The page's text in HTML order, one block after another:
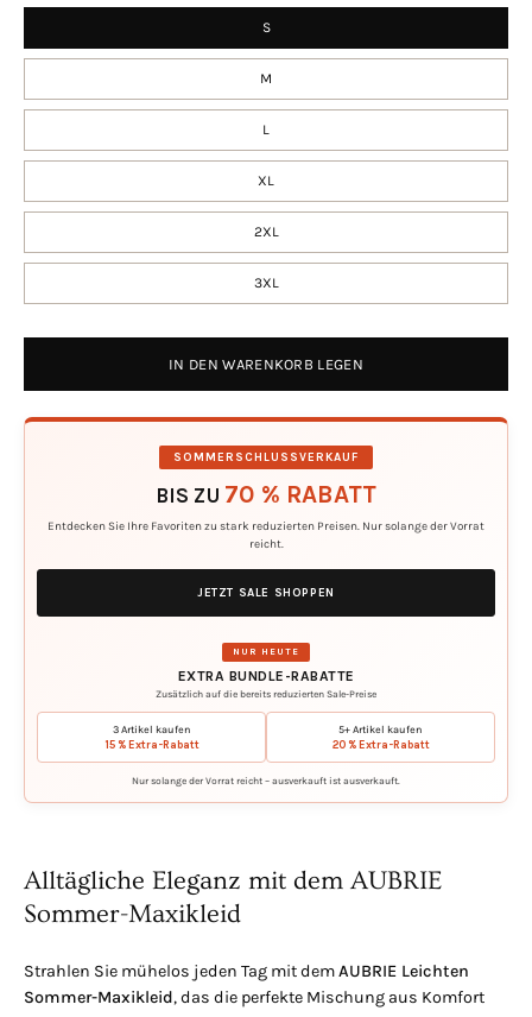
S
M
L
XL
2XL
3XL
IN DEN WARENKORB LEGEN
SOMMERSCHLUSSVERKAUF
BIS ZU 70 % RABATT
Entdecken Sie Ihre Favoriten zu stark reduzierten Preisen. Nur solange der Vorrat
reicht.
JETZT SALE SHOPPEN
NUR HEUTE
EXTRA BUNDLE-RABATTE
Zusätzlich auf die bereits reduzierten Sale-Preise
3 Artikel kaufen
15 % Extra-Rabatt
5+ Artikel kaufen
20 % Extra-Rabatt
Nur solange der Vorrat reicht – ausverkauft ist ausverkauft.
Alltägliche Eleganz mit dem AUBRIE
Sommer-Maxikleid
Strahlen Sie mühelos jeden Tag mit demAUBRIE Leichten
Sommer-Maxikleid, das die perfekte Mischung aus Komfort